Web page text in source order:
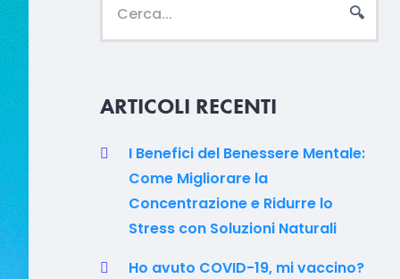
ARTICOLI RECENTI
I Benefici del Benessere Mentale:
Come Migliorare la
Concentrazione e Ridurre lo
Stress con Soluzioni Naturali
Ho avuto COVID-19, mi vaccino?